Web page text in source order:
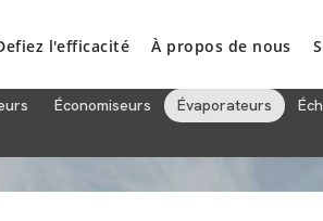
l'efficacité À propos de nous
Économiseurs Évaporateurs